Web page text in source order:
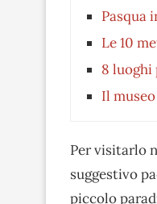
Pasqua
Le 10
8 luoghi
Il
Per visitarlo
suggestivo
piccolo